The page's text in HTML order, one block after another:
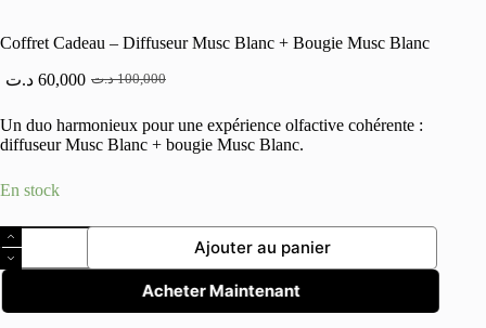
Coffret Cadeau – Diffuseur Musc Blanc + Bougie Musc Blanc
100,000 د.تLe
initial
était :
60,000 د.ت
Le
actuel
est :
Un duo harmonieux pour une expérience olfactive cohérente :
diffuseur Musc Blanc + bougie Musc Blanc.
En stock
quantité
de
Coffret
–
Ajouter au panier
Acheter Maintenant